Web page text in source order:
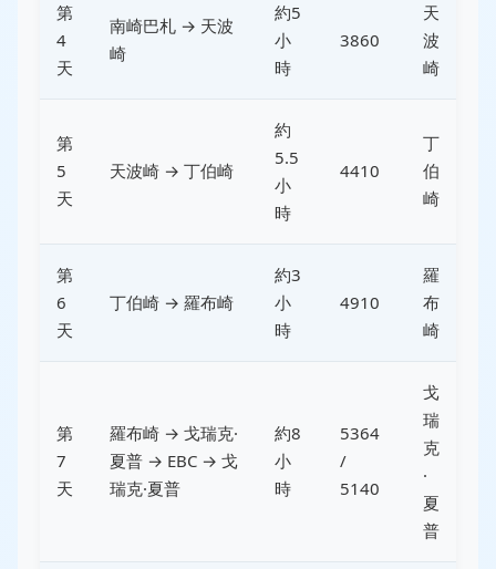
第
4
天
南崎巴札 → 天波
崎
約5
小
時
3860
天
波
崎
第
5
天
天波崎 → 丁伯崎
約
5.5
小
時
4410
丁
伯
崎
第
6
天
丁伯崎 → 羅布崎
約3
小
時
4910
羅
布
崎
第
7
天
羅布崎 → 戈瑞克·
夏普 → EBC → 戈
瑞克·夏普
約8
小
時
5364
/
5140
戈
瑞
克
·
夏
普